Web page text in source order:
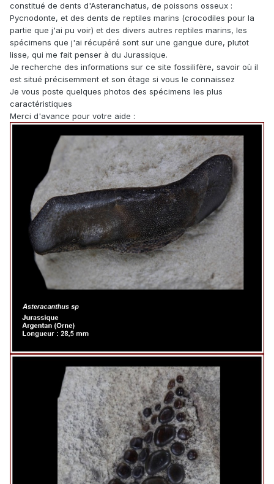
constitué de dents d'Asteranchatus, de poissons osseux :
Pycnodonte, et des dents de reptiles marins (crocodiles pour la
partie que j'ai pu voir) et des divers autres reptiles marins, les
spécimens que j'ai récupéré sont sur une gangue dure, plutot
lisse, qui me fait penser à du Jurassique.
Je recherche des informations sur ce site fossilifère, savoir où il
est situé précisemment et son étage si vous le connaissez
Je vous poste quelques photos des spécimens les plus
caractéristiques
Merci d'avance pour votre aide :